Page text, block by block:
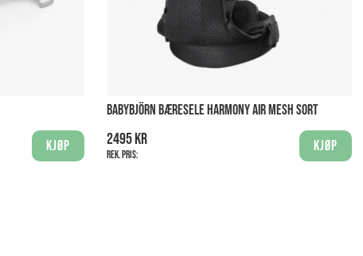
Kjøp
BABYBJÖRN BÆRESELE HARMONY AIR MESH SORT
2495 kr
Rek. pris:
Kjøp